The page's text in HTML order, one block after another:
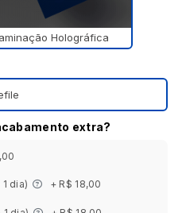
Holográfica
extra?
1 dia) + R$ 18,00